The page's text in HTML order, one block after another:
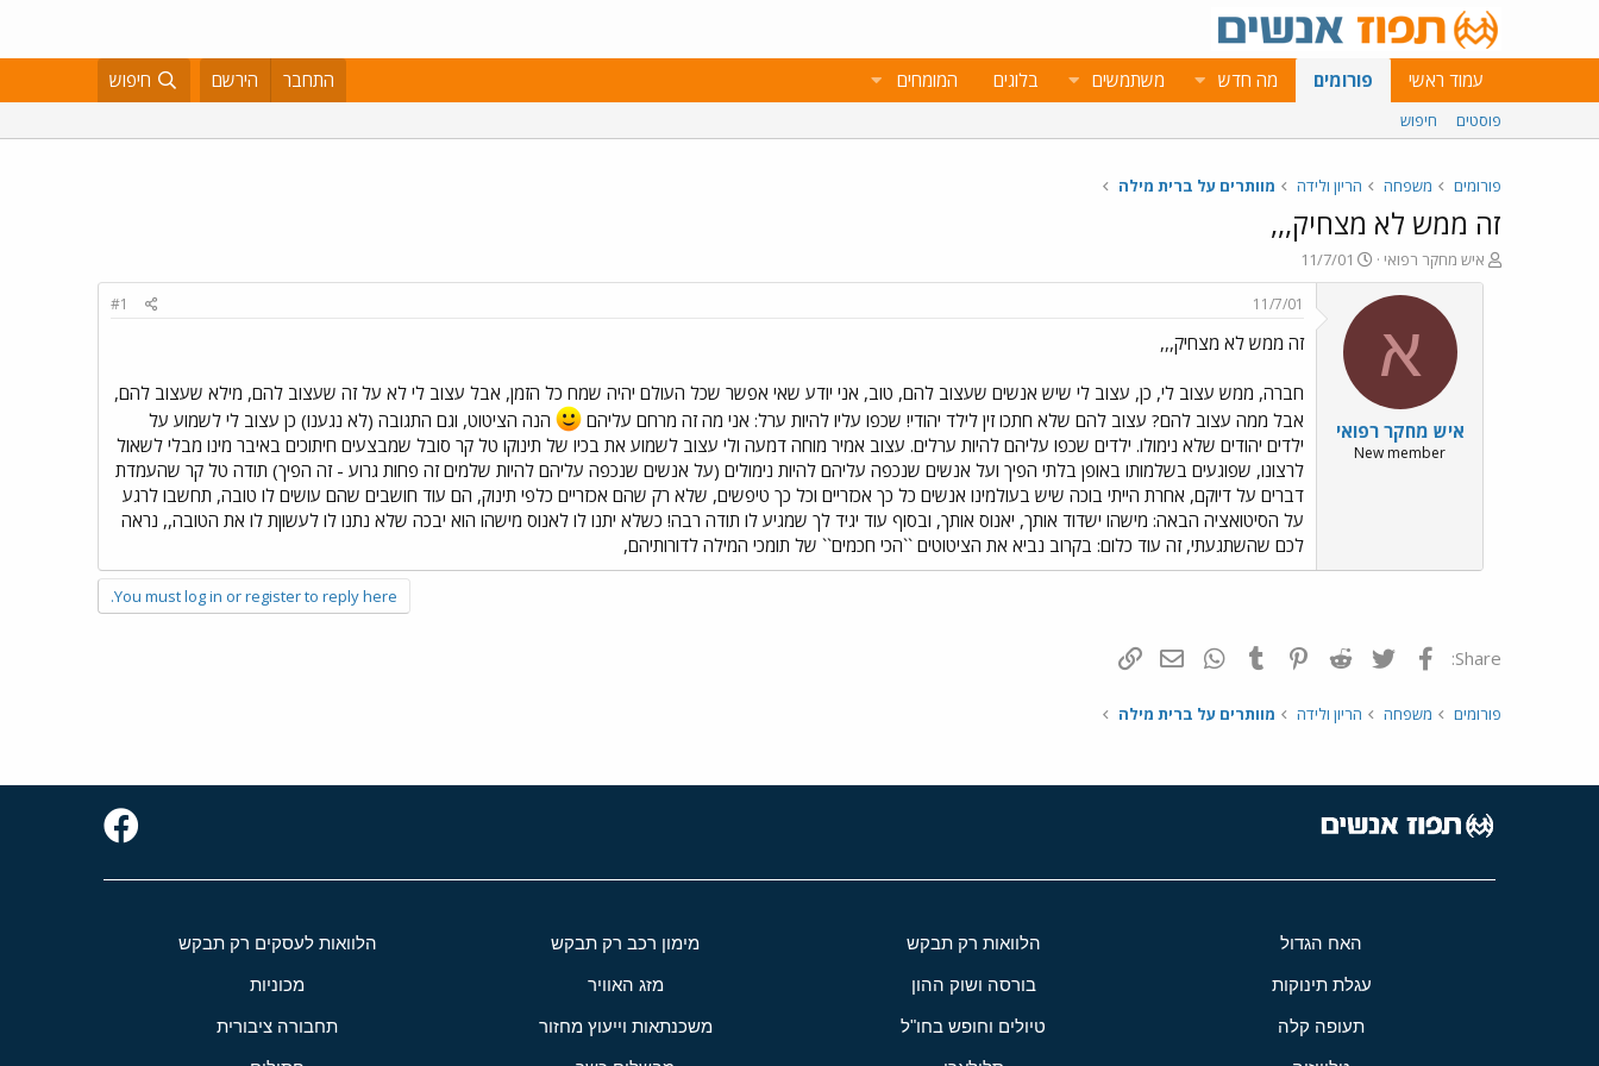
עמוד ראשי פורומים מה חדש משתמשים בלוגים המומחים התחבר הירשם חיפוש
פוסטים חיפוש
פורומים משפחה הריון ולידה מוותרים על ברית מילה
זה ממש לא מצחיק,,,
פ
ו
איש מחקר רפואי
פ
ו
ס
ת
ר
11/7/01
א
איש מחקר רפואי
New member
11/7/01
#1
זה ממש לא מצחיק,,,
חברה, ממש עצוב לי, כן, עצוב לי שיש אנשים שעצוב להם, טוב, אני יודע שאי אפשר שכל העולם יהיה שמח כל הזמן, אבל עצוב לי לא על זה שעצוב להם, מילא שעצוב להם,
אבל ממה עצוב להם? עצוב להם שלא חתכו זין לילד יהודי! שכפו עליו להיות ערל: אני מה זה מרחם עליהם
הנה הציטוט, וגם התגובה (לא נגענו) כן עצוב לי לשמוע על
ילדים יהודים שלא נימולו. ילדים שכפו עליהם להיות ערלים. עצוב אמיר מוחה דמעה ולי עצוב לשמוע את בכיו של תינוקו טל קר סובל שמבצעים חיתוכים באיבר מינו מבלי לשאול
לרצונו, שפוגעים בשלמותו באופן בלתי הפיך ועל אנשים שנכפה עליהם להיות נימולים (על אנשים שנכפה עליהם להיות שלמים זה פחות גרוע - זה הפיך) תודה טל קר שהעמדת
דברים על דיוקם, אחרת הייתי בוכה שיש בעולמינו אנשים כל כך אכזריים וכל כך טיפשים, שלא רק שהם אכזריים כלפי תינוק, הם עוד חושבים שהם עושים לו טובה, תחשבו לרגע
על הסיטואציה הבאה: מישהו ישדוד אותך, יאנוס אותך, ובסוף עוד יגיד לך שמגיע לו תודה רבה! כשלא יתנו לו לאנוס מישהו הוא יבכה שלא נתנו לו לעשוןת לו את הטובה,, נראה
לכם שהשתגעתי, זה עוד כלום: בקרוב נביא את הציטוטים ``הכי חכמים`` של תומכי המילה לדורותיהם,
You must log in or register to reply here.
Share: פייסבוק Twitter
Reddit
Pinterest
Tumblr
WhatsAppדואר אלקטרוני
פורומים משפחה הריון ולידה מוותרים על ברית מילה
האח הגדול הלוואות רק תבקש מימון רכב רק תבקש הלוואות לעסקים רק תבקש
עגלת תינוקות בורסה ושוק ההון מזג האוויר מכוניות
תעופה קלה טיולים וחופש בחו"ל משכנתאות וייעוץ מחזור תחבורה ציבורית